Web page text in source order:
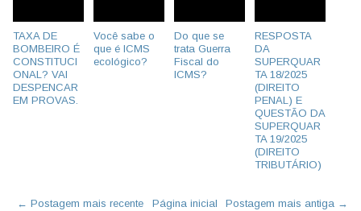
TAXA DE
BOMBEIRO É
CONSTITUCI
ONAL? VAI
DESPENCAR
EM PROVAS.
Você sabe o
que é ICMS
ecológico?
Do que se
trata Guerra
Fiscal do
ICMS?
RESPOSTA
DA
SUPERQUAR
TA 18/2025
(DIREITO
PENAL) E
QUESTÃO DA
SUPERQUAR
TA 19/2025
(DIREITO
TRIBUTÁRIO)
← Postagem mais recente Postagem mais antiga →
Página inicial